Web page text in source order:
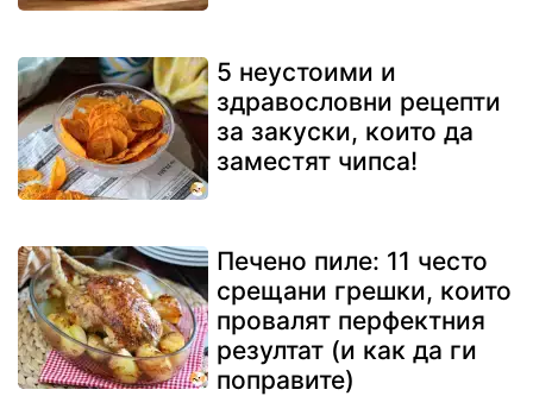
5 неустоими и
здравословни рецепти
за закуски, които да
заместят чипса!
Печено пиле: 11 често
срещани грешки, които
провалят перфектния
резултат (и как да ги
поправите)